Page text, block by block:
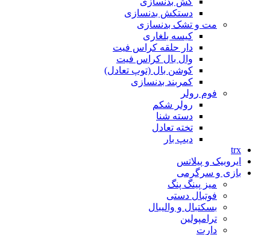
دستکش بدنسازی
مت و تشک بدنسازی
کیسه بلغاری
دار حلقه کراس فیت
وال بال کراس فیت
کوشن بال (توپ تعادل)
کمربند بدنسازی
فوم رولر
رولر شکم
دسته شنا
تخته تعادل
دیپ بار
trx
ایروبیک و پیلاتس
بازی و سرگرمی
میز پینگ پنگ
فوتبال دستی
بسکتبال و والیبال
ترامپولین
دارت